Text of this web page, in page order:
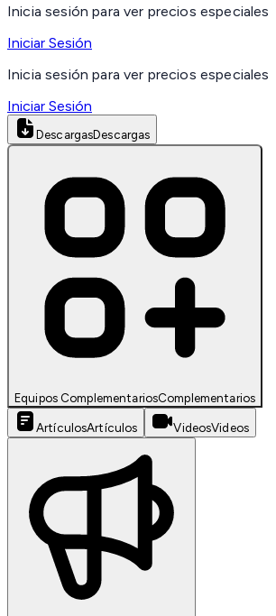
Inicia sesión para ver precios especiales
Iniciar Sesión
Inicia sesión para ver precios especiales
Iniciar Sesión
DescargasDescargas
Equipos ComplementariosComplementarios
ArtículosArtículos VideosVideos